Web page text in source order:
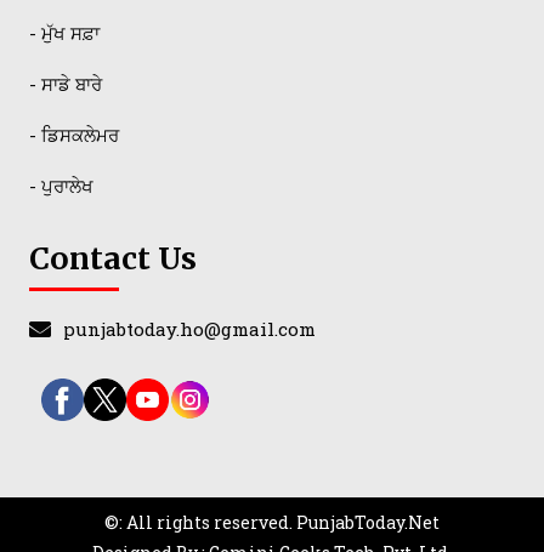
- ਮੁੱਖ ਸਫ਼ਾ
- ਸਾਡੇ ਬਾਰੇ
- ਡਿਸਕਲੇਮਰ
- ਪੁਰਾਲੇਖ
Contact Us
punjabtoday.ho@gmail.com
©: All rights reserved. PunjabToday.Net